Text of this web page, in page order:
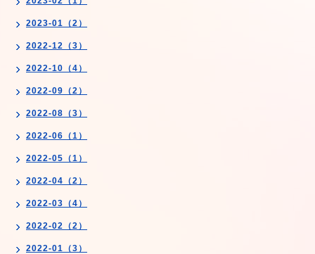
2023-01（2）
2022-12（3）
2022-10（4）
2022-09（2）
2022-08（3）
2022-06（1）
2022-05（1）
2022-04（2）
2022-03（4）
2022-02（2）
2022-01（3）